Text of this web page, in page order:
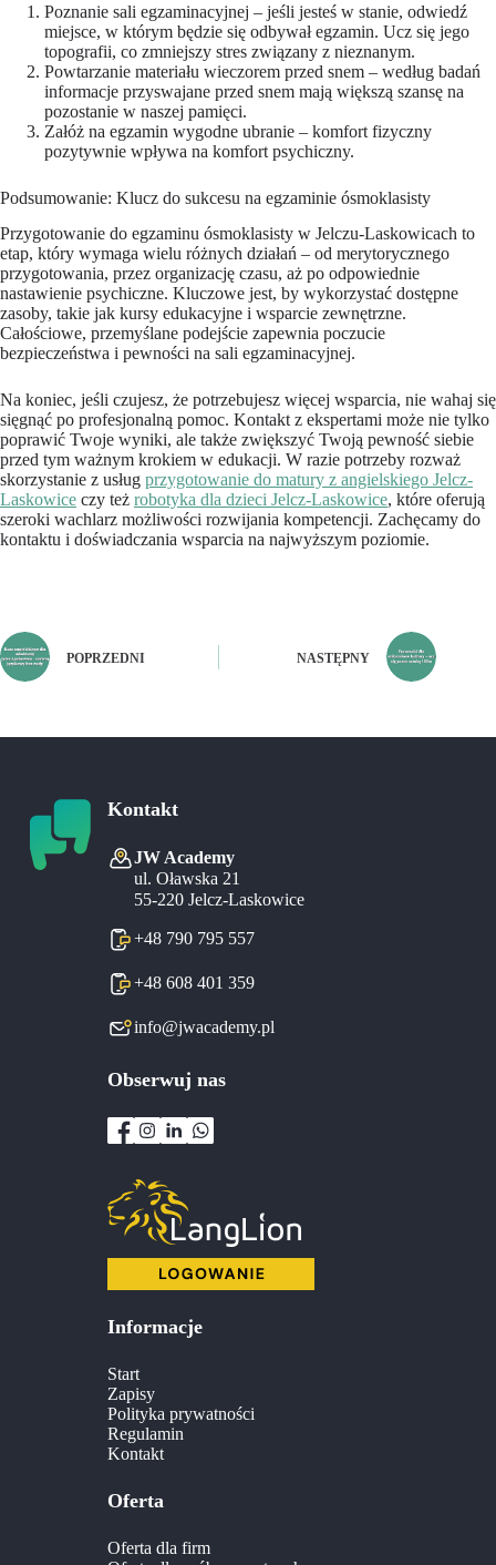
Poznanie sali egzaminacyjnej – jeśli jesteś w stanie, odwiedź
miejsce, w którym będzie się odbywał egzamin. Ucz się jego
topografii, co zmniejszy stres związany z nieznanym.
Powtarzanie materiału wieczorem przed snem – według badań
informacje przyswajane przed snem mają większą szansę na
pozostanie w naszej pamięci.
Załóż na egzamin wygodne ubranie – komfort fizyczny
pozytywnie wpływa na komfort psychiczny.
Podsumowanie: Klucz do sukcesu na egzaminie ósmoklasisty
Przygotowanie do egzaminu ósmoklasisty w Jelczu-Laskowicach to
etap, który wymaga wielu różnych działań – od merytorycznego
przygotowania, przez organizację czasu, aż po odpowiednie
nastawienie psychiczne. Kluczowe jest, by wykorzystać dostępne
zasoby, takie jak kursy edukacyjne i wsparcie zewnętrzne.
Całościowe, przemyślane podejście zapewnia poczucie
bezpieczeństwa i pewności na sali egzaminacyjnej.
Na koniec, jeśli czujesz, że potrzebujesz więcej wsparcia, nie wahaj się
sięgnąć po profesjonalną pomoc. Kontakt z ekspertami może nie tylko
poprawić Twoje wyniki, ale także zwiększyć Twoją pewność siebie
przed tym ważnym krokiem w edukacji. W razie potrzeby rozważ
skorzystanie z usług przygotowanie do matury z angielskiego Jelcz-
Laskowice czy też robotyka dla dzieci Jelcz-Laskowice, które oferują
szeroki wachlarz możliwości rozwijania kompetencji. Zachęcamy do
kontaktu i doświadczania wsparcia na najwyższym poziomie.
POPRZEDNI NASTĘPNY
Kontakt
JW Academy
ul. Oławska 21
55-220 Jelcz-Laskowice
+48 790 795 557
+48 608 401 359
info@jwacademy.pl
Informacje
Start
Zapisy
Polityka prywatności
Regulamin
Kontakt
Oferta
Oferta dla firm
Obserwuj nas